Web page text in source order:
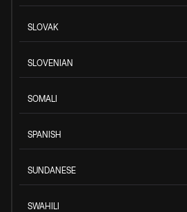
SLOVAK
SLOVENIAN
SOMALI
SPANISH
SUNDANESE
SWAHILI